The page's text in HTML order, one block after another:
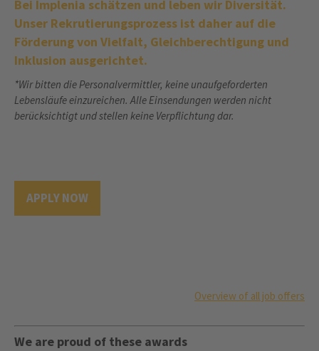
Bei Implenia schätzen und leben wir Diversität.
Unser Rekrutierungsprozess ist daher auf die
Förderung von Vielfalt, Gleichberechtigung und
Inklusion ausgerichtet.
*Wir bitten die Personalvermittler, keine unaufgeforderten
Lebensläufe einzureichen. Alle Einsendungen werden nicht
berücksichtigt und stellen keine Verpflichtung dar.
APPLY NOW
Overview of all job offers
We are proud of these awards